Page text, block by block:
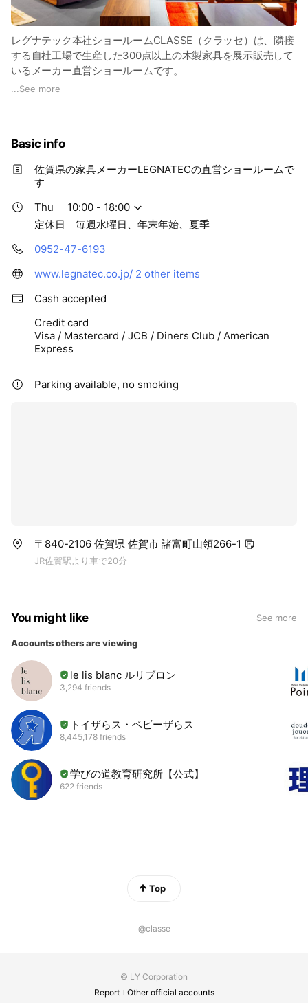
レグナテック本社ショールームCLASSE（クラッセ）は、隣接
する自社工場で生産した300点以上の木製家具を展示販売して
いるメーカー直営ショールームです。
天然木無垢材を使用したセミオーダーのダイニングテーブルや
揃えています。
...See more
Basic info
佐賀県の家具メーカーLEGNATECの直営ショールームで
す
Thu
10:00 - 18:00
定休日 毎週水曜日、年末年始、夏季
0952-47-6193
www.legnatec.co.jp/ 2 other items
Cash accepted
Credit card
Visa / Mastercard / JCB / Diners Club / American
Express
Parking available, no smoking
〒840-2106 佐賀県 佐賀市 諸富町山領266-1
JR佐賀駅より車で20分
You might like See more
Accounts others are viewing
le lis blanc ルリブロン
3,294 friends
トイザらス・ベビーザらス
8,445,178 friends
学びの道教育研究所【公式】
622 friends
Top
@classe
© LY Corporation
Report
Other official accounts